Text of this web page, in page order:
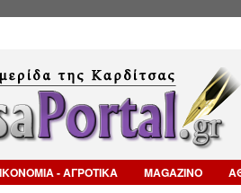
- ΑΓΡΟΤΙΚΑ MAGAZINO